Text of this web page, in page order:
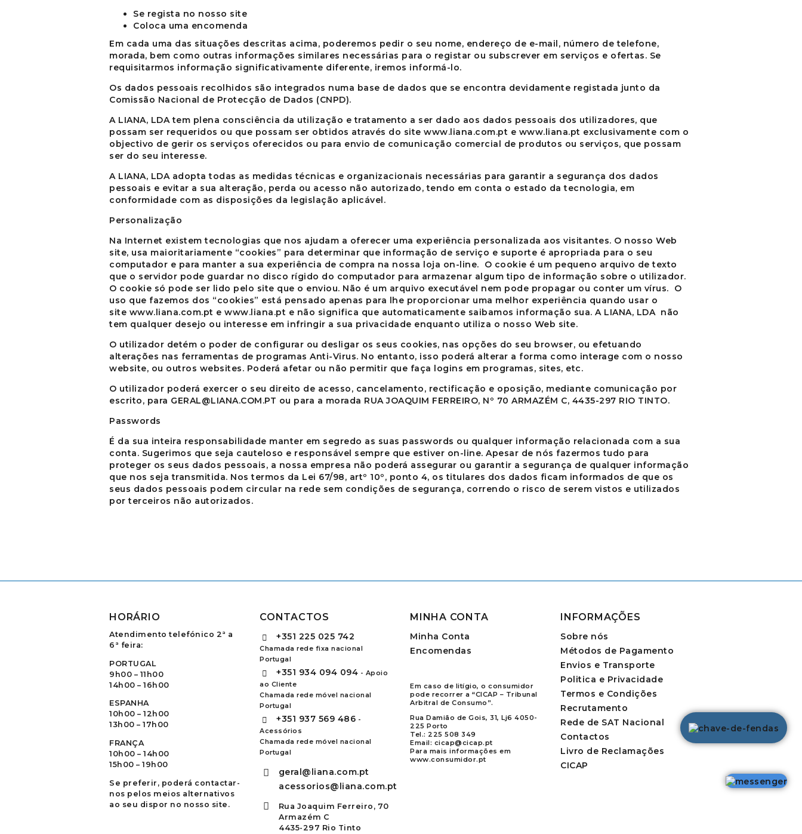
Se regista no nosso site
Coloca uma encomenda
Em cada uma das situações descritas acima, poderemos pedir o seu nome, endereço de e-mail, número de telefone,
morada, bem como outras informações similares necessárias para o registar ou subscrever em serviços e ofertas. Se
requisitarmos informação significativamente diferente, iremos informá-lo.
Os dados pessoais recolhidos são integrados numa base de dados que se encontra devidamente registada junto da
Comissão Nacional de Protecção de Dados (CNPD).
A LIANA, LDAtem plena consciência da utilização e tratamento a ser dado aos dados pessoais dos utilizadores, que
possam ser requeridos ou que possam ser obtidos através do site www.liana.com.pt e www.liana.pt exclusivamente com o
objectivo de gerir os serviços oferecidos ou para envio de comunicação comercial de produtos ou serviços, que possam
ser do seu interesse.
A LIANA, LDAadopta todas as medidas técnicas e organizacionais necessárias para garantir a segurança dos dados
pessoais e evitar a sua alteração, perda ou acesso não autorizado, tendo em conta o estado da tecnologia, em
conformidade com as disposições da legislação aplicável.
Personalização
Na Internet existem tecnologias que nos ajudam a oferecer uma experiência personalizada aos visitantes. O nosso Web
site, usa maioritariamente “cookies” para determinar que informação de serviço e suporte é apropriada para o seu
computador e para manter a sua experiência de compra na nossa loja on-line. O cookie é um pequeno arquivo de texto
que o servidor pode guardar no disco rígido do computador para armazenar algum tipo de informação sobre o utilizador.
O cookie só pode ser lido pelo site que o enviou. Não é um arquivo executável nem pode propagar ou conter um vírus. O
uso que fazemos dos “cookies” está pensado apenas para lhe proporcionar uma melhor experiência quando usar o
site www.liana.com.pt e www.liana.pt e não significa que automaticamente saibamos informação sua. A LIANA, LDAnão
tem qualquer desejo ou interesse em infringir a sua privacidade enquanto utiliza o nosso Web site.
O utilizador detém o poder de configurar ou desligar os seus cookies, nas opções do seu browser, ou efetuando
alterações nas ferramentas de programas Anti-Virus. No entanto, isso poderá alterar a forma como interage com o nosso
website, ou outros websites. Poderá afetar ou não permitir que faça logins em programas, sites, etc.
O utilizador poderá exercer o seu direito de acesso, cancelamento, rectificação e oposição, mediante comunicação por
escrito, para GERAL@LIANA.COM.PT ou para a morada RUA JOAQUIM FERREIRO, Nº 70 ARMAZÉM C, 4435-297 RIO TINTO.
Passwords
É da sua inteira responsabilidade manter em segredo as suas passwords ou qualquer informação relacionada com a sua
conta. Sugerimos que seja cauteloso e responsável sempre que estiver on-line. Apesar de nós fazermos tudo para
proteger os seus dados pessoais, a nossa empresa não poderá assegurar ou garantir a segurança de qualquer informação
que nos seja transmitida. Nos termos da Lei 67/98, artº 10º, ponto 4, os titulares dos dados ficam informados de que os
seus dados pessoais podem circular na rede sem condições de segurança, correndo o risco de serem vistos e utilizados
por terceiros não autorizados.
HORÁRIO
Atendimento telefónico 2ª a
6ª feira:
PORTUGAL
9h00 – 11h00
14h00 – 16h00
ESPANHA
10h00 – 12h00
13h00 – 17h00
FRANÇA
10h00 – 14h00
15h00 – 19h00
Se preferir, poderá contactar-
nos pelos meios alternativos
ao seu dispor no nosso site.
CONTACTOS
+351 225 025 742
Chamada rede fixa nacional
Portugal
+351 934 094 094 - Apoio
ao Cliente
Chamada rede móvel nacional
Portugal
+351 937 569 486 -
Acessórios
Chamada rede móvel nacional
Portugal
geral@liana.com.pt
acessorios@liana.com.pt
Rua Joaquim Ferreiro, 70
Armazém C
4435-297 Rio Tinto
MINHA CONTA
Minha Conta
Encomendas
Em caso de litígio, o consumidor
pode recorrer a “CICAP – Tribunal
Arbitral de Consumo”.
Rua Damião de Gois, 31, Lj6 4050-
225 Porto
Tel.: 225 508 349
Email: cicap@cicap.pt
Para mais informações em
www.consumidor.pt
INFORMAÇÕES
Sobre nós
Métodos de Pagamento
Envios e Transporte
Politica e Privacidade
Termos e Condições
Recrutamento
Rede de SAT Nacional
Contactos
Livro de Reclamações
CICAP